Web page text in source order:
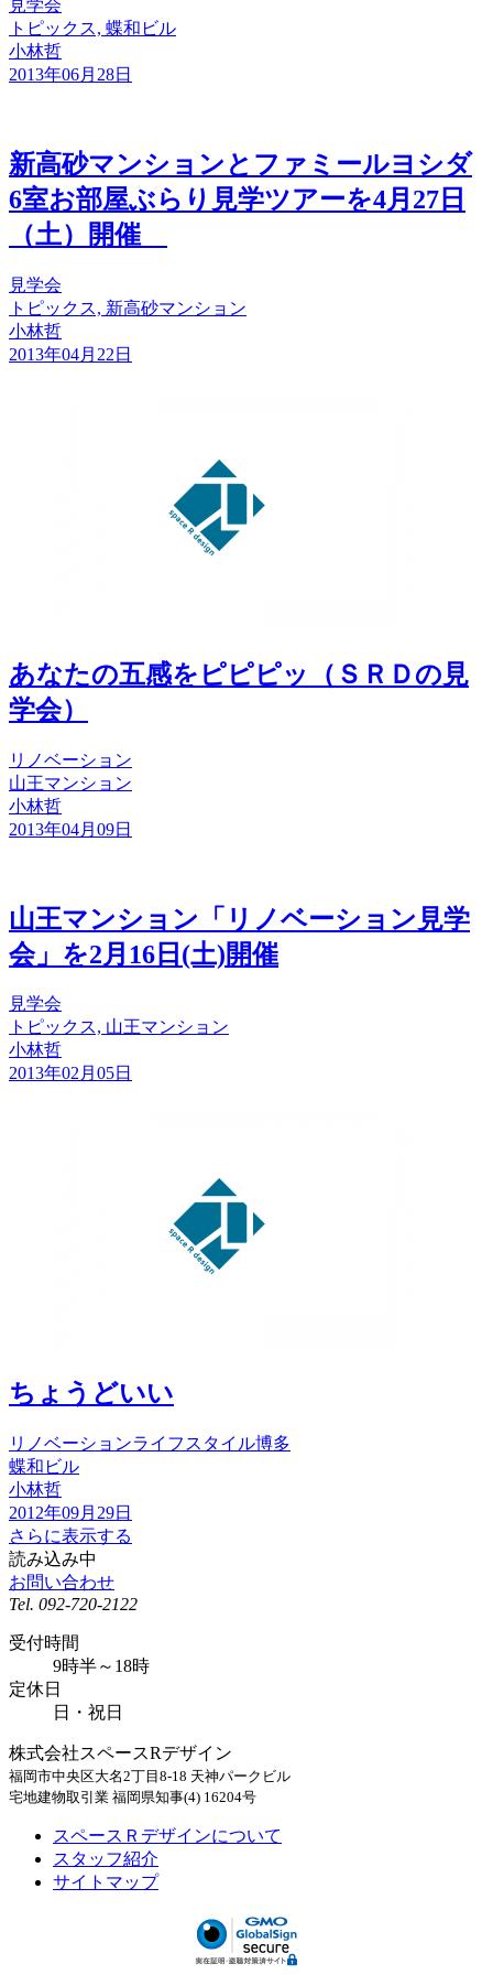
見学会
トピックス, 蝶和ビル
小林哲
2013年06月28日
新高砂マンションとファミールヨシダ
6室お部屋ぶらり見学ツアーを4月27日
（土）開催
見学会
トピックス, 新高砂マンション
小林哲
2013年04月22日
あなたの五感をピピピッ（ＳＲＤの見
学会）
リノベーション
山王マンション
小林哲
2013年04月09日
山王マンション「リノベーション見学
会」を2月16日(土)開催
見学会
トピックス, 山王マンション
小林哲
2013年02月05日
ちょうどいい
リノベーションライフスタイル博多
蝶和ビル
小林哲
2012年09月29日
さらに表示する
読み込み中
お問い合わせ
Tel. 092-720-2122
受付時間
9時半～18時
定休日
日・祝日
株式会社スペースRデザイン
福岡市中央区大名2丁目8-18 天神パークビル
宅地建物取引業 福岡県知事(4) 16204号
スペースＲデザインについて
スタッフ紹介
サイトマップ